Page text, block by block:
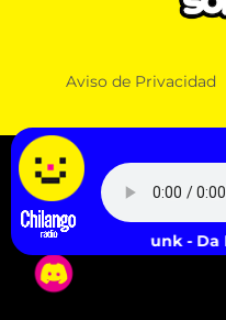
Aviso de Privacidad
© 2026 SOPITAS.COM - MÚSICA,
MÁS!.
Daft Punk - Da Funk